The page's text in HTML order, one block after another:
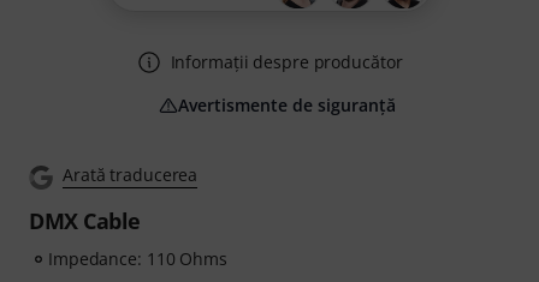
Arată traducerea
DMX Cable
Impedance: 110 Ohms
Informații despre producător
Avertismente de siguranță